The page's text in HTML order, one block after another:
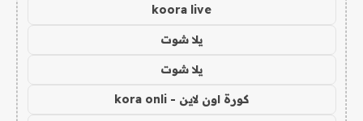
koora live
يلا شوت
يلا شوت
كورة اون لاين - kora onli